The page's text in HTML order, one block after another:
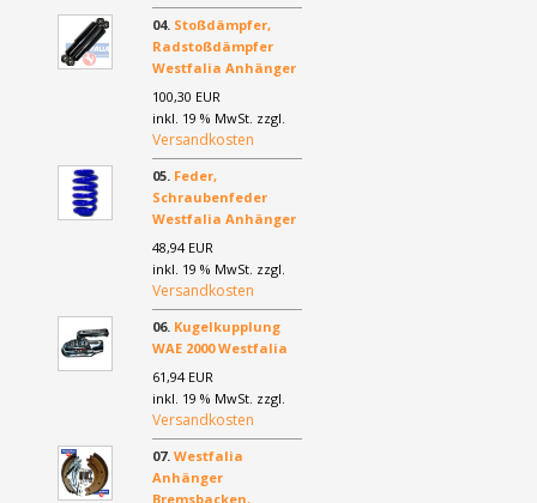
04. Stoßdämpfer,
Radstoßdämpfer
Westfalia Anhänger
100,30 EUR
inkl. 19 % MwSt. zzgl.
Versandkosten
05. Feder,
Schraubenfeder
Westfalia Anhänger
48,94 EUR
inkl. 19 % MwSt. zzgl.
Versandkosten
06. Kugelkupplung
WAE 2000 Westfalia
61,94 EUR
inkl. 19 % MwSt. zzgl.
Versandkosten
07. Westfalia
Anhänger
Bremsbacken,